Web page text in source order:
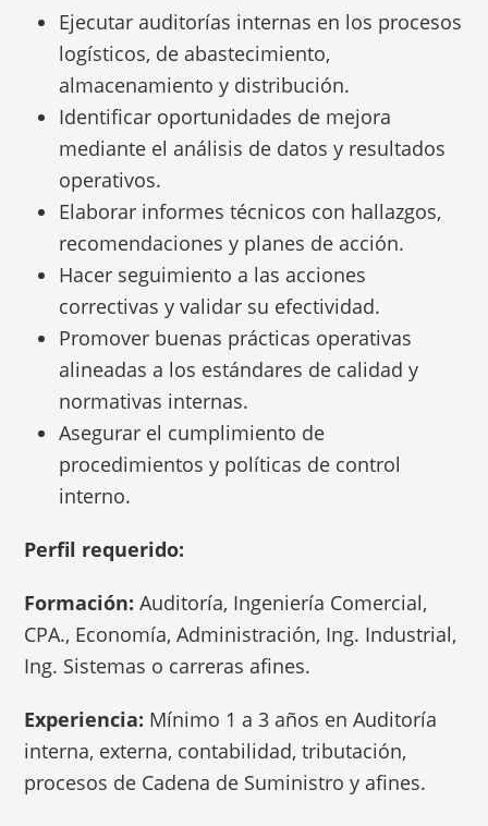
Ejecutar auditorías internas en los procesos
logísticos, de abastecimiento,
almacenamiento y distribución.
Identificar oportunidades de mejora
mediante el análisis de datos y resultados
operativos.
Elaborar informes técnicos con hallazgos,
recomendaciones y planes de acción.
Hacer seguimiento a las acciones
correctivas y validar su efectividad.
Promover buenas prácticas operativas
alineadas a los estándares de calidad y
normativas internas.
Asegurar el cumplimiento de
procedimientos y políticas de control
interno.
Perfil requerido:
Formación: Auditoría, Ingeniería Comercial,
CPA., Economía, Administración, Ing. Industrial,
Ing. Sistemas o carreras afines.
Experiencia: Mínimo 1 a 3 años en Auditoría
interna, externa, contabilidad, tributación,
procesos de Cadena de Suministro y afines.